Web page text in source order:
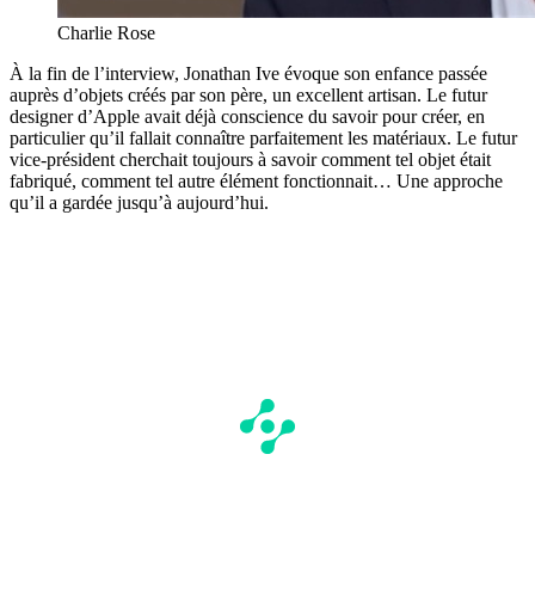
Charlie Rose
À la fin de l’interview, Jonathan Ive évoque son enfance passée
auprès d’objets créés par son père, un excellent artisan. Le futur
designer d’Apple avait déjà conscience du savoir pour créer, en
particulier qu’il fallait connaître parfaitement les matériaux. Le futur
vice-président cherchait toujours à savoir comment tel objet était
fabriqué, comment tel autre élément fonctionnait… Une approche
qu’il a gardée jusqu’à aujourd’hui.